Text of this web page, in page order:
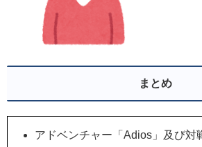
まとめ
アドベンチャー「Adios」及び対